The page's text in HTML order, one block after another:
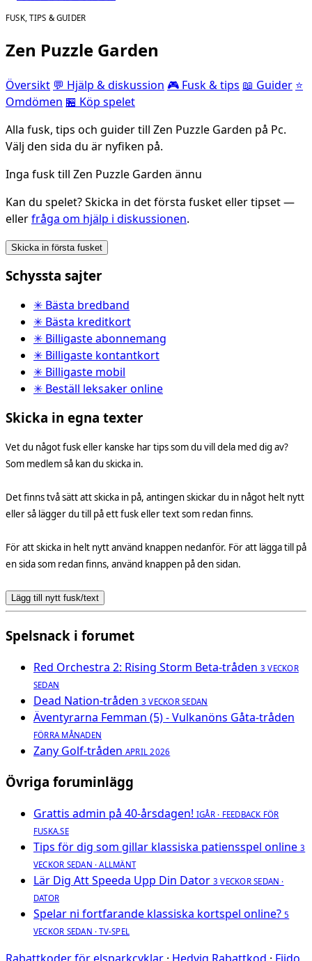
FUSK, TIPS & GUIDER
Zen Puzzle Garden
Översikt 💬 Hjälp & diskussion 🎮 Fusk & tips 📖 Guider ⭐
Omdömen 🏪 Köp spelet
Alla fusk, tips och guider till Zen Puzzle Garden på Pc.
Välj den sida du är nyfiken på.
Inga fusk till Zen Puzzle Garden ännu
Kan du spelet? Skicka in det första fusket eller tipset —
ellerfråga om hjälp i diskussionen.
Skicka in första fusket
Schyssta sajter
✳ Bästa bredband
✳ Bästa kreditkort
✳ Billigaste abonnemang
✳ Billigaste kontantkort
✳ Billigaste mobil
✳ Beställ leksaker online
Skicka in egna texter
Vet du något fusk eller kanske har tips som du vill dela med dig av?
Som medlem så kan du skicka in.
Det finns två sätt att skicka in på, antingen skickar du in något helt nytt
eller så lägger du till på ett fusk eller text som redan finns.
För att skicka in helt nytt använd knappen nedanför. För att lägga till på
en sida som redan finns, använd knappen på den sidan.
Lägg till nytt fusk/text
Spelsnack i forumet
Red Orchestra 2: Rising Storm Beta-tråden 3 VECKOR
SEDAN
Dead Nation-tråden 3 VECKOR SEDAN
Äventyrarna Femman (5) - Vulkanöns Gåta-tråden
FÖRRA MÅNADEN
Zany Golf-tråden APRIL 2026
Övriga foruminlägg
Grattis admin på 40-årsdagen! IGÅR · FEEDBACK FÖR
FUSKA.SE
Tips för dig som gillar klassiska patiensspel online 3
VECKOR SEDAN · ALLMÄNT
Lär Dig Att Speeda Upp Din Dator 3 VECKOR SEDAN ·
DATOR
Spelar ni fortfarande klassiska kortspel online? 5
VECKOR SEDAN · TV-SPEL